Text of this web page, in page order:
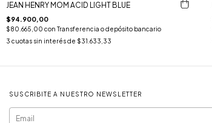
JEAN HENRY MOM ACID LIGHT BLUE
$94.900,00
$80.665,00 con Transferencia o depósito bancario
3 cuotas sin interés de $31.633,33
SUSCRIBITE A NUESTRO NEWSLETTER